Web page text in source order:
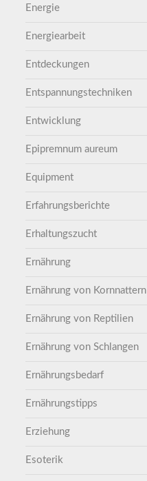
Energie
Energiearbeit
Entdeckungen
Entspannungstechniken
Entwicklung
Epipremnum aureum
Equipment
Erfahrungsberichte
Erhaltungszucht
Ernährung
Ernährung von Kornnattern
Ernährung von Reptilien
Ernährung von Schlangen
Ernährungsbedarf
Ernährungstipps
Erziehung
Esoterik